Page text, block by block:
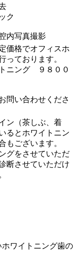
ク
内写真撮影
価格でオフィスホ
っております。
ニング ９８００
問い合わせくださ
ン（茶しぶ、着
るとホワイトニン
もございます。
グをさせていただ
断させていただけ
ホワイトニング歯の